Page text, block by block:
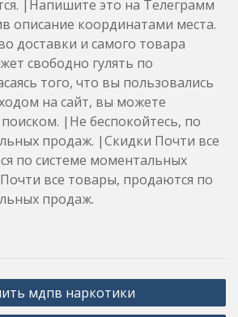
|Напишите это на Телеграмм
описание координатами места.
доставки и самого товара
свободно гулять по
того, что вы пользовались
на сайт, вы можете
|Не беспокойтесь, по
продаж. |Скидки Почти все
по системе моментальных
все товары, продаются по
продаж.
мдпв наркотики